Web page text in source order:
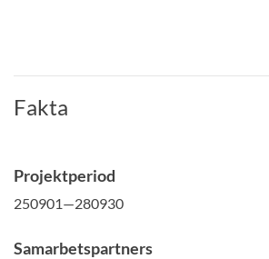
Fakta
Projektperiod
250901—280930
Samarbetspartners